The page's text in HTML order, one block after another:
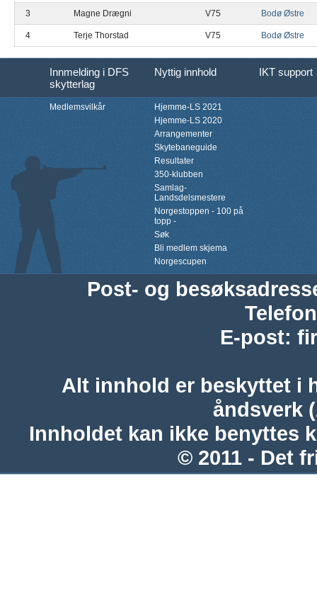
3 Magne Drægni V75 Bodø Østre
4 Terje Thorstad V75 Bodø Østre
Innmelding i DFS
skytterlag
Nyttig innhold IKT support
Medlemsvilkår
Hjemme-LS 2021
Hjemme-LS 2020
Arrangementer
Skytebaneguide
Resultater
350-klubben
Samlag-
Landsdelsmestere
Norgestoppen - 100 på
topp -
Søk
Bli medlem skjema
Norgescupen
Post- og
Telefon
E-post:
Alt innhold er beskyttet i
åndsverk
Innholdet kan ikke benyttes
© 2011 - Det